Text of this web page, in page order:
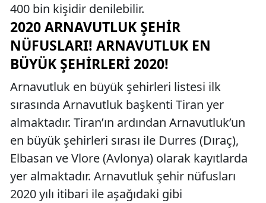
400 bin kişidir denilebilir.
2020 ARNAVUTLUK ŞEHIR
NÜFUSLARI! ARNAVUTLUK EN
BÜYÜK ŞEHIRLERI 2020!
Arnavutluk en büyük şehirleri listesi ilk
sırasında Arnavutluk başkenti Tiran yer
almaktadır. Tiran’ın ardından Arnavutluk’un
en büyük şehirleri sırası ile Durres (Dıraç),
Elbasan ve Vlore (Avlonya) olarak kayıtlarda
yer almaktadır. Arnavutluk şehir nüfusları
2020 yılı itibari ile aşağıdaki gibi